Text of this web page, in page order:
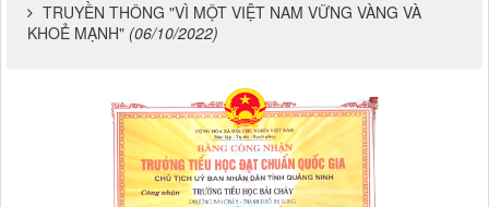
TRUYỀN THÔNG "VÌ MỘT VIỆT NAM VỮNG VÀNG VÀ
KHOẺ MẠNH" (06/10/2022)